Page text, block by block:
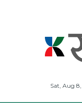
Sat, Aug